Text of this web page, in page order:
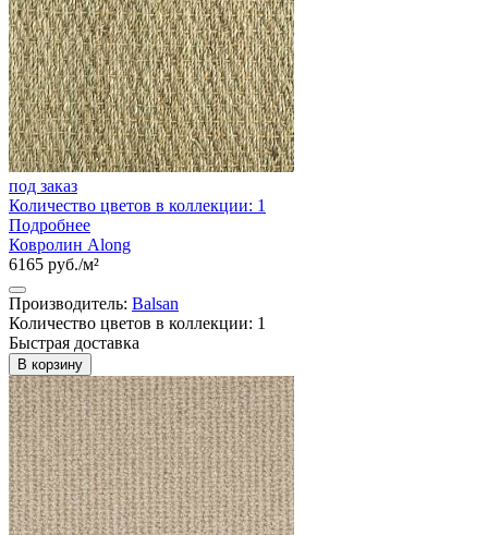
под заказ
Количество цветов в коллекции: 1
Подробнее
Ковролин Along
6165 руб./м²
Производитель: Balsan
Количество цветов в коллекции: 1
Быстрая доставка
В корзину